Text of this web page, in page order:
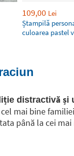
109,00 Lei
Ștampilă
culoarea pastel
distractivă și
mai bine
până la cei